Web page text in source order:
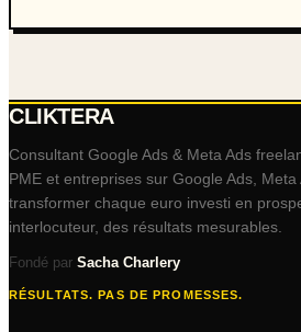
CLIKTERA
Consultant Google Ads & Meta Ads
PME et entreprises sur Google Ads,
transformer chaque euro investi en
interlocuteur, des résultats mesurables.
Fondé par Sacha Charlery
RÉSULTATS. PAS DE PROMESSES.